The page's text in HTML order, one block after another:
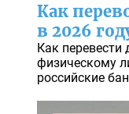
Как
в 2026
Как перевести
физическому
российские